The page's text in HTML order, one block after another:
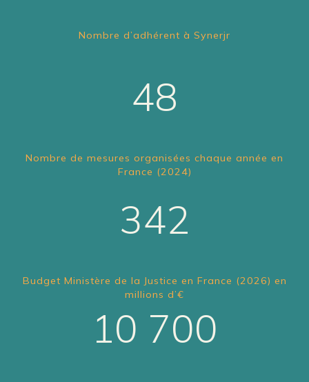
Nombre d’adhérent à Synerjr
48
Nombre de mesures organisées chaque année en
France (2024)
342
Budget Ministère de la Justice en France (2026) en
millions d’€
10 700